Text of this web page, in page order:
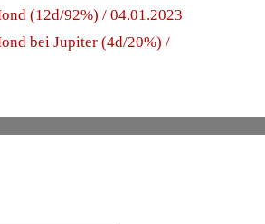
(12d/92%) / 04.01.2023
bei Jupiter (4d/20%) /